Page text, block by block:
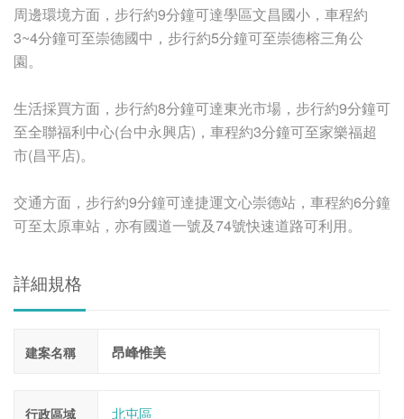
周邊環境方面，步行約9分鐘可達學區文昌國小，車程約
3~4分鐘可至崇德國中，步行約5分鐘可至崇德榕三角公
園。
生活採買方面，步行約8分鐘可達東光市場，步行約9分鐘可
至全聯福利中心(台中永興店)，車程約3分鐘可至家樂福超
市(昌平店)。
交通方面，步行約9分鐘可達捷運文心崇德站，車程約6分鐘
可至太原車站，亦有國道一號及74號快速道路可利用。
詳細規格
建案名稱 昂峰惟美
行政區域 北屯區